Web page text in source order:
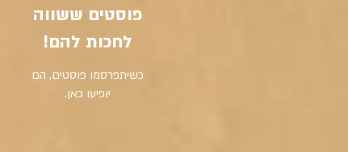
פוסטים ששווה
לחכות להם!
כשיתפרסמו פוסטים, הם
יופיעו כאן.